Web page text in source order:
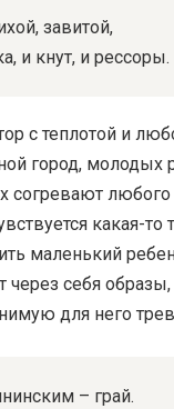
завитой,
и кнут, и рессоры.
с теплотой и
город, молодых
согревают любого
какая-то
маленький
через себя
для него
– грай.